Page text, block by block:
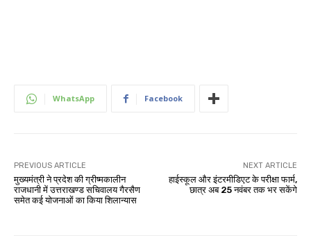
WhatsApp Facebook
PREVIOUS ARTICLE
मुख्यमंत्री ने प्रदेश की ग्रीष्मकालीन
राजधानी में उत्तराखण्ड सचिवालय गैरसैण
समेत कई योजनाओं का किया शिलान्यास
NEXT ARTICLE
हाईस्कूल और इंटरमीडिएट के परीक्षा फार्म,
छात्र अब 25 नवंबर तक भर सकेंगे